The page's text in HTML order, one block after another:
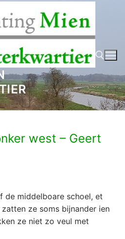
Zoeken naar:
west – Geert
de middelboare schoel, et
ze soms bijnander ien
ze niet zo veul met